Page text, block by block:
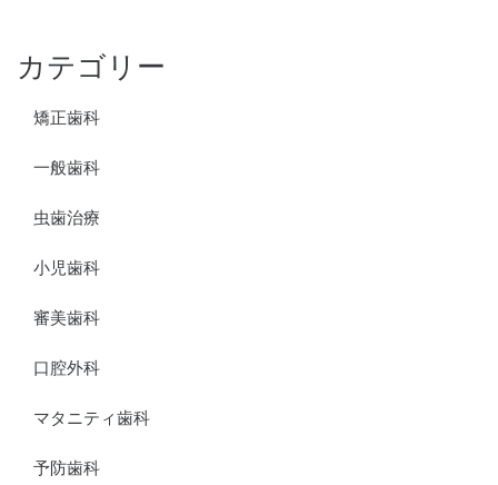
カテゴリー
矯正歯科
一般歯科
虫歯治療
小児歯科
審美歯科
口腔外科
マタニティ歯科
予防歯科